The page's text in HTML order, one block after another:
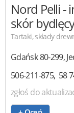
Nord Pelli-
skór
Tartaki, składy
Gdańsk80-299,
506-211-875 58
zgłoś do